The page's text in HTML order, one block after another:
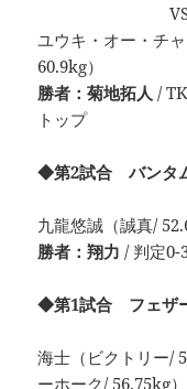
ユウキ・オー・チ
60.9kg）
勝者：菊地拓人 /
トップ
◆第2試合 バンタ
九龍悠誠（誠真/
勝者：翔力 / 判定0-
◆第1試合 フェザ
海士（ビクトリー/
ーホーク/ 56.75kg）